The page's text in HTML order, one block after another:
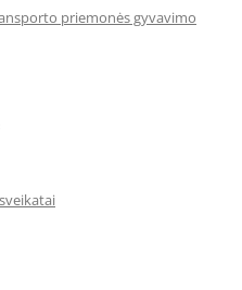
priemonės gyvavimo